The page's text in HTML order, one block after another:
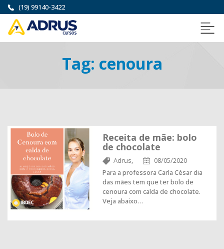
(19) 99140-3422
Tag: cenoura
Receita de mãe: bolo
de chocolate
Adrus,
08/05/2020
Para a professora Carla César dia
das mães tem que ter bolo de
cenoura com calda de chocolate.
Veja abaixo…